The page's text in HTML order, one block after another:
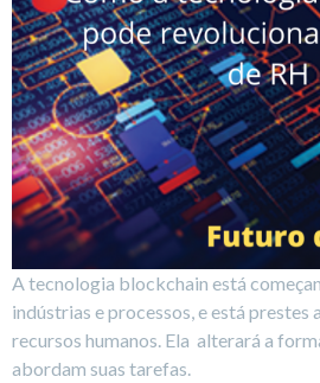
A tecnologia blockchain está
indústrias e processos, e está prestes
recursos humanos. Ela alterará a
abordam suas tarefas.